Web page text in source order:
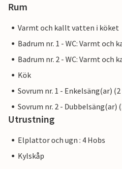
Rum
Varmt och kallt vatten i köket
Badrum nr. 1 - WC: Varmt och
Badrum nr. 2 - WC: Varmt och
Kök
Sovrum nr. 1 - Enkelsäng(ar)
Sovrum nr. 2 - Dubbelsäng(ar)
Utrustning
Elplattor och ugn : 4 Hobs
Kylskåp